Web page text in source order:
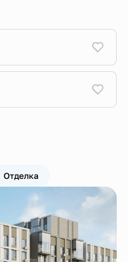
Отделка